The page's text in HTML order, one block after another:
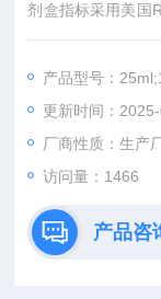
剂盒指标采用美国
作方便、易于保存
内可上门取样）
可累计）可兑换手
产品型号：
更新时间：
厂商性质：生产
访问量：1466
产品咨